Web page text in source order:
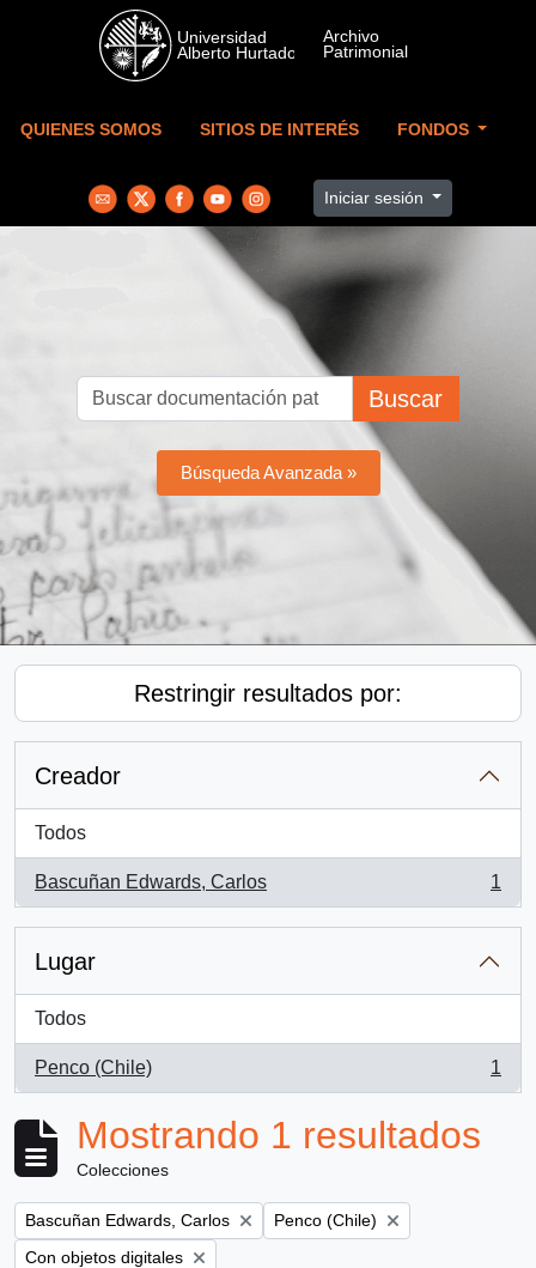
Skip to main content
QUIENES SOMOS SITIOS DE INTERÉS FONDOS
Iniciar sesión
Buscar
Búsqueda Avanzada »
Restringir resultados por:
Creador
Todos
Bascuñan Edwards, Carlos
, 1 resultados
1
Lugar
Todos
Penco (Chile)
, 1 resultados
1
Mostrando 1 resultados
Colecciones
Remove filter:
Bascuñan Edwards, Carlos Remove filter:
Penco (Chile)
Remove filter:
Con objetos digitales